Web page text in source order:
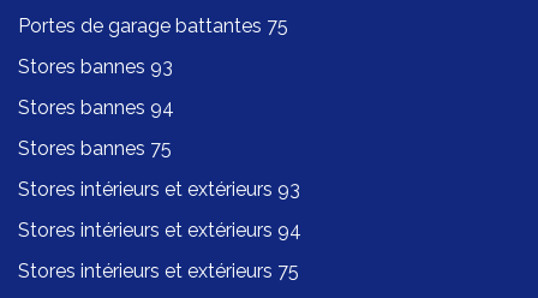
Portes de garage battantes 75
Stores bannes 93
Stores bannes 94
Stores bannes 75
Stores intérieurs et extérieurs 93
Stores intérieurs et extérieurs 94
Stores intérieurs et extérieurs 75